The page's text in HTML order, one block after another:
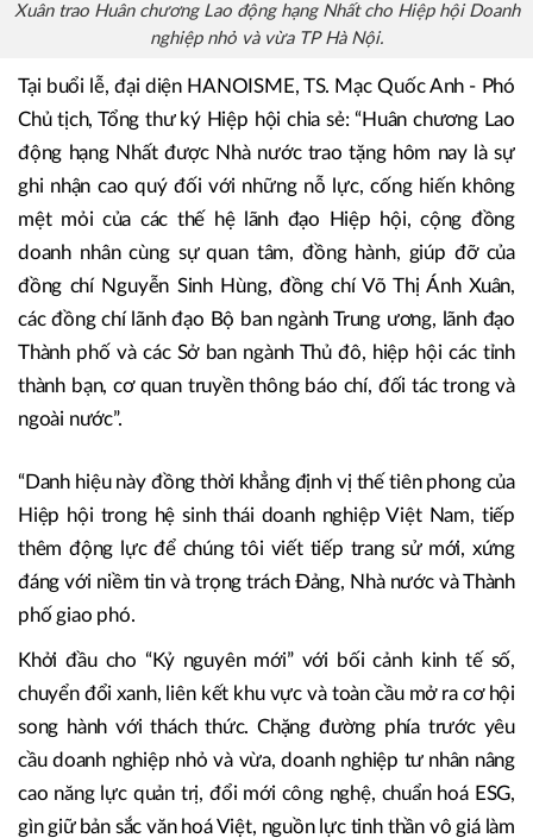
Phó Chủ tịch nước Cộng hòa xã hội chủ nghĩa Việt Nam Võ Thị Ánh
Xuân trao Huân chương Lao động hạng Nhất cho Hiệp hội Doanh
nghiệp nhỏ và vừa TP Hà Nội.
Tại buổi lễ, đại diện HANOISME, TS. Mạc Quốc Anh - Phó
Chủ tịch, Tổng thư ký Hiệp hội chia sẻ: “Huân chương Lao
động hạng Nhất được Nhà nước trao tặng hôm nay là sự
ghi nhận cao quý đối với những nỗ lực, cống hiến không
mệt mỏi của các thế hệ lãnh đạo Hiệp hội, cộng đồng
doanh nhân cùng sự quan tâm, đồng hành, giúp đỡ của
các đồng chí lãnh đạo Bộ ban ngành Trung ương, lãnh đạo
Thành phố và các Sở ban ngành Thủ đô, hiệp hội các tỉnh
thành bạn, cơ quan truyền thông báo chí, đối tác trong và
ngoài nước”.
Hiệp hội trong hệ sinh thái doanh nghiệp Việt Nam, tiếp
thêm động lực để chúng tôi viết tiếp trang sử mới, xứng
đáng với niềm tin và trọng trách Đảng, Nhà nước và Thành
phố giao phó.
Khởi đầu cho “Kỷ nguyên mới” với bối cảnh kinh tế số,